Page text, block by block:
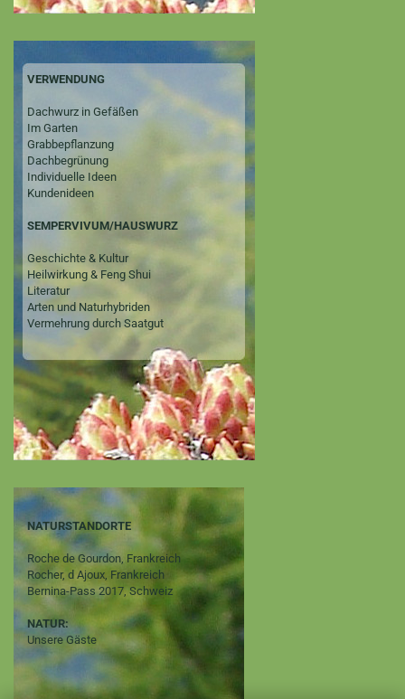
VERWENDUNG
Dachwurz in Gefäßen
Im Garten
Grabbepflanzung
Dachbegrünung
Individuelle Ideen
Kundenideen
SEMPERVIVUM/HAUSWURZ
Geschichte & Kultur
Heilwirkung & Feng Shui
Literatur
Arten und Naturhybriden
Vermehrung durch Saatgut
NATURSTANDORTE
Roche de Gourdon, Frankreich
Rocher, d Ajoux, Frankreich
Bernina-Pass 2017, Schweiz
NATUR:
Unsere Gäste